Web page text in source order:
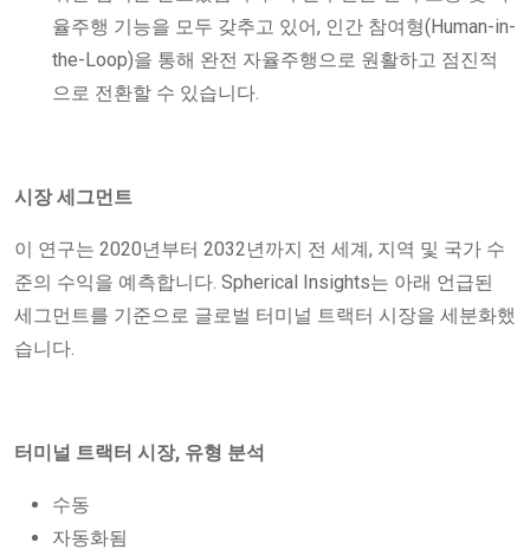
율주행 기능을 모두 갖추고 있어, 인간 참여형(Human-in-
the-Loop)을 통해 완전 자율주행으로 원활하고 점진적
으로 전환할 수 있습니다.
시장 세그먼트
이 연구는 2020년부터 2032년까지 전 세계, 지역 및 국가 수
준의 수익을 예측합니다. Spherical Insights는 아래 언급된
세그먼트를 기준으로 글로벌 터미널 트랙터 시장을 세분화했
습니다.
터미널 트랙터 시장, 유형 분석
수동
자동화됨